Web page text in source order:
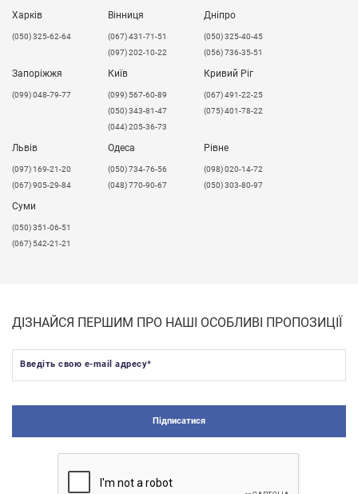
Харків
(050) 325-62-64
Вінниця
(067) 431-71-51
(097) 202-10-22
Дніпро
(050) 325-40-45
(056) 736-35-51
Запоріжжя
(099) 048-79-77
Київ
(099) 567-60-89
(050) 343-81-47
(044) 205-36-73
Кривий Ріг
(067) 491-22-25
(075) 401-78-22
Львів
​(097) 169-21-20
(067) 905-29-84
Одеса
(050) 734-76-56
(048) 770-90-67
Рівне
(098) 020-14-72
(050) 303-80-97
Суми
(050) 351-06-51
(067) 542-21-21
ДІЗНАЙСЯ ПЕРШИМ ПРО НАШІ ОСОБЛИВІ ПРОПОЗИЦІЇ
Введіть свою e-mail адресу*
Підписатися